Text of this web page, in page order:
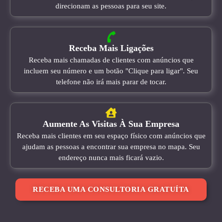
direcionam as pessoas para seu site.
Receba Mais Ligações
Receba mais chamadas de clientes com anúncios que
incluem seu número e um botão "Clique para ligar". Seu
telefone não irá mais parar de tocar.
Aumente As Visitas À Sua Empresa
Receba mais clientes em seu espaço físico com anúncios que
ajudam as pessoas a encontrar sua empresa no mapa. Seu
endereço nunca mais ficará vazio.
RECEBA UMA CONSULTORIA GRATUÍTA